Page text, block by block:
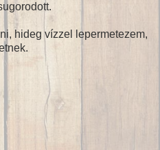
hideg vízzel lepermetezem,